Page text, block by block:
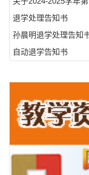
退学处理告知书
孙晨明退学处理告知
自动退学告知书